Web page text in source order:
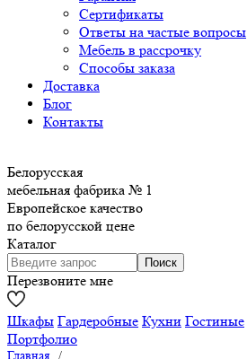
Сертификаты
Ответы на частые вопросы
Мебель в рассрочку
Способы заказа
Доставка
Блог
Контакты
Белорусская
мебельная фабрика № 1
Европейское качество
по белорусской цене
Каталог
Перезвоните мне
Шкафы Гардеробные Кухни Гостиные
Портфолио
Главная /